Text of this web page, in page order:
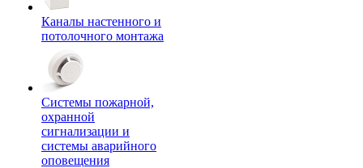
Каналы настенного и
потолочного монтажа
Системы пожарной,
охранной
сигнализации и
системы аварийного
оповещения